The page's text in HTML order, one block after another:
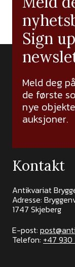
Sign
Meld deg
de første
nye
auksjoner.
Kontakt
Antikvariat
Adresse:
1747 Skjeberg
E-post:
Telefon: +47 930